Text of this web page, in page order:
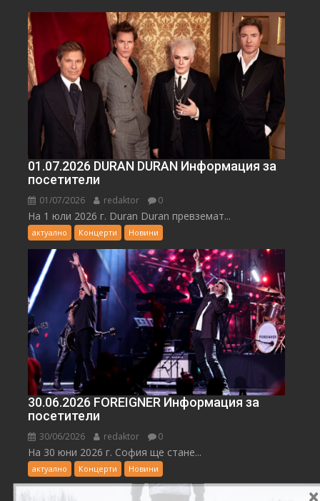
01.07.2026 DURAN DURAN Информация за
посетители
01/07/2026 redaktor 0
На 1 юли 2026 г. Duran Duran превземат...
актуално Концерти Новини
30.06.2026 FOREIGNER Информация за
посетители
30/06/2026 redaktor 0
На 30 юни 2026 г. София ще стане...
актуално Концерти Новини